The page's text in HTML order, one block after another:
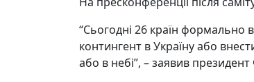
“Сьогодні 26 країн формально
контингент в Україну або
або в небі”, – заявив президент